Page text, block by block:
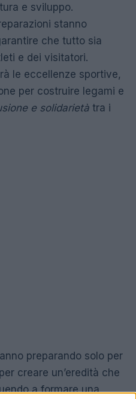
e sviluppo.
stanno
che tutto sia
e dei visitatori.
le eccellenze sportive,
per costruire legami e
e solidarietà tra i
preparando solo per
creare un’eredità che
a formare una